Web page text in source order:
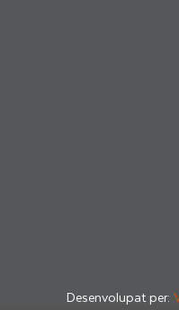
Desenvolupat per: